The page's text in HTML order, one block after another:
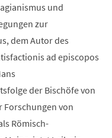
und
zur
dem Autor des
ad episcopos
der Bischöfe von
Forschungen von
Römisch-